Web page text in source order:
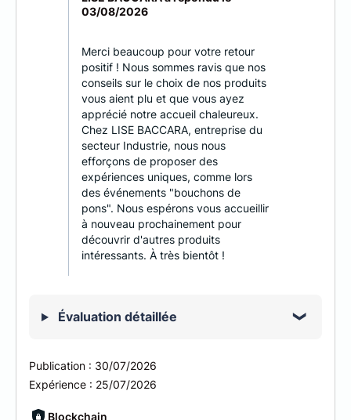
03/08/2026
Merci beaucoup pour votre retour
positif ! Nous sommes ravis que nos
conseils sur le choix de nos produits
vous aient plu et que vous ayez
apprécié notre accueil chaleureux.
Chez LISE BACCARA, entreprise du
secteur Industrie, nous nous
efforçons de proposer des
expériences uniques, comme lors
des événements "bouchons de
pons". Nous espérons vous accueillir
à nouveau prochainement pour
découvrir d'autres produits
intéressants. À très bientôt !
Évaluation détaillée
Publication : 30/07/2026
Expérience : 25/07/2026
Blockchain